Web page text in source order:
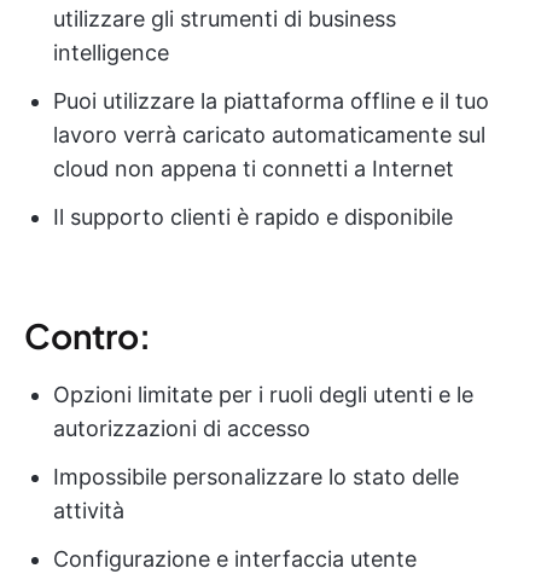
utilizzare gli strumenti di business
intelligence
Puoi utilizzare la piattaforma offline e il tuo
lavoro verrà caricato automaticamente sul
cloud non appena ti connetti a Internet
Il supporto clienti è rapido e disponibile
Contro:
Opzioni limitate per i ruoli degli utenti e le
autorizzazioni di accesso
Impossibile personalizzare lo stato delle
attività
Configurazione e interfaccia utente